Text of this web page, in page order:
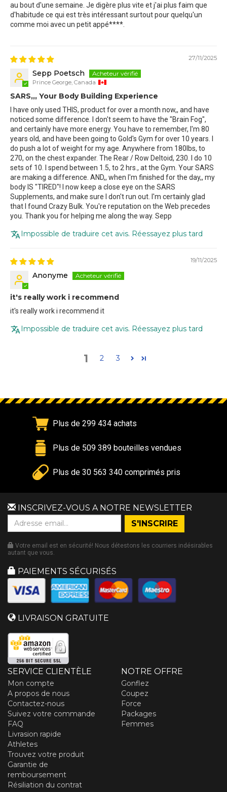
au bout d'une semaine. Je digère plus vite et j'ai plus faim que
d'habitude ce qui est très intéressant surtout pour quelqu'un
comme moi avec un petit appé****
27/11/2025
Sepp Poetsch
Prince George, Canada
SARS,,, Your Body Building Experience
I have only used THIS, product for over a month now,, and have
noticed some difference. I don't seem to have the "Brain Fog",
and certainly have more energy. You have to remember, I'm 80
years old, and have been going to Gold's Gym for over 10 years. I
do push a lot of weight for my age. Anywhere from 180lbs, to
270, on the chest expander. The Rear / Row Deltoid, 230. I do 10
sets of 10. I spend between 1.5, to 2 hrs., at the Gym. Your SARS
are making a difference. AND,, when I'm finished for the day,, my
body IS "TIRED"! I now keep a close eye on the SARS
Supplements, and make sure I don't run out. I'm certainly glad
that I found Crazy Bulk. You're reputation on the Web precedes
you. Thank you for helping me along the way. Sepp
Impossible de traduire cet avis. Réessayez plus tard
19/11/2025
Anonyme
it's really work i recommend
it's really work i recommend it
Impossible de traduire cet avis. Réessayez plus tard
1 2 3
Plus de 299 434 achats
Plus de 509 389 bouteilles vendues
Plus de 30 563 340 comprimés pris
INSCRIVEZ-VOUS A NOTRE NEWSLETTER
Votre email est en sécurité! Nous détestons les courriers indésirables
autant que vous.
PAIEMENTS SÉCURISÉS
LIVRAISON GRATUITE
SERVICE CLIENTÈLE
Mon compte
A propos de nous
Contactez-nous
Suivez votre commande
FAQ
Livrasion rapide
Athletes
Trouvez votre produit
Garantie de
remboursement
Résiliation du contrat
NOTRE OFFRE
Gonflez
Coupez
Force
Packages
Femmes